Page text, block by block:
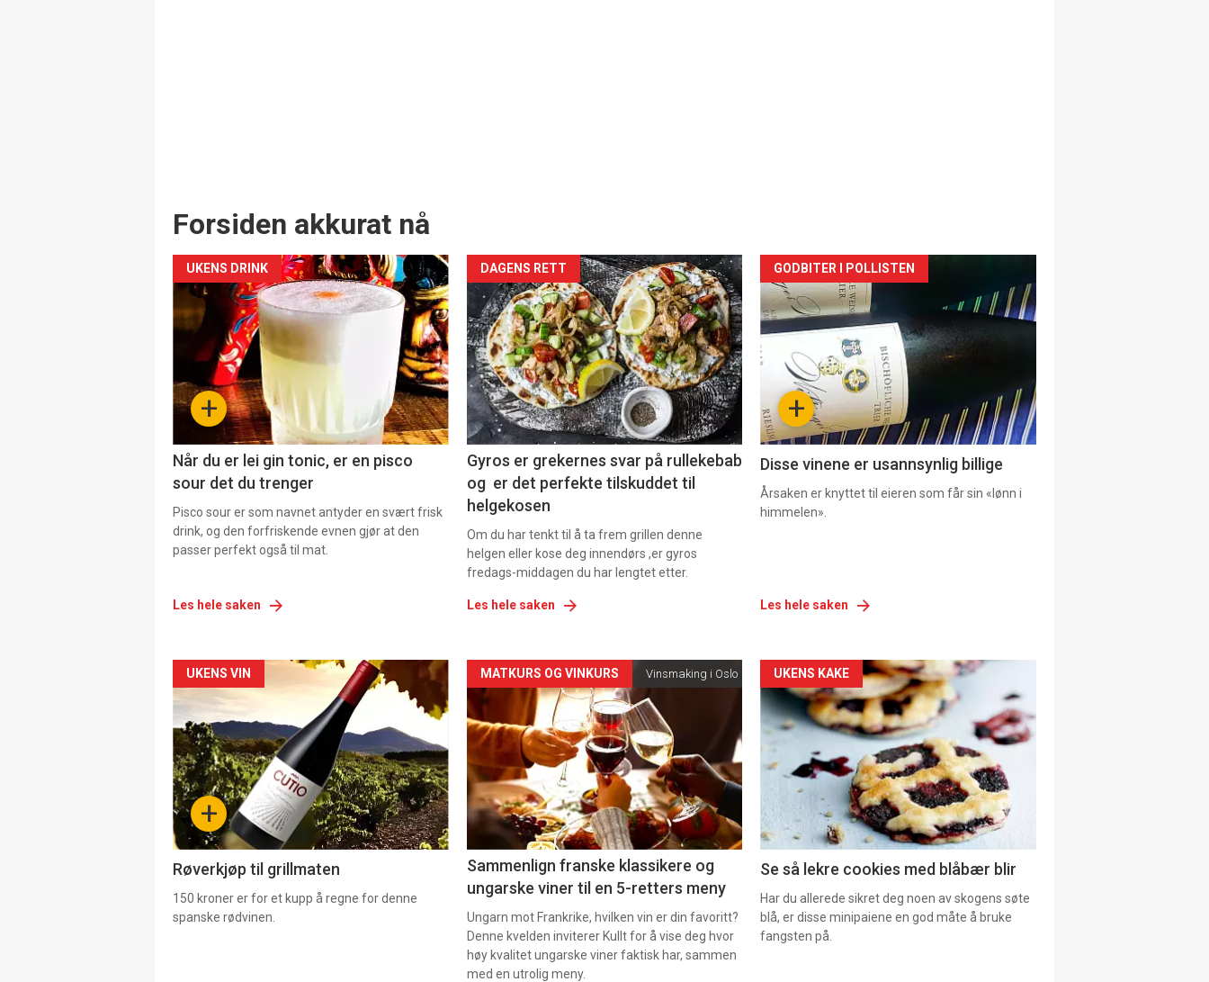
Forsiden akkurat nå
+
UKENS DRINK
Når du er lei gin tonic, er en pisco
sour det du trenger
Pisco sour er som navnet antyder en svært frisk
drink, og den forfriskende evnen gjør at den
passer perfekt også til mat.
Les hele saken
Forsiden
akkurat
nå
-
2
DAGENS RETT
Gyros er grekernes svar på rullekebab
og er det perfekte tilskuddet til
helgekosen
Om du har tenkt til å ta frem grillen denne
helgen eller kose deg innendørs ,er gyros
fredags-middagen du har lengtet etter.
Les hele saken
Forsiden
akkurat
nå
3 +
GODBITER I POLLISTEN
Disse vinene er usannsynlig billige
Årsaken er knyttet til eieren som får sin «lønn i
himmelen».
Les hele saken
Forsiden
akkurat
nå
-
4 +
UKENS VIN
Røverkjøp til grillmaten
150 kroner er for et kupp å regne for denne
spanske rødvinen.
Forsiden
akkurat
nå
-
5
MATKURS OG VINKURS Vinsmaking i Oslo
Sammenlign franske klassikere og
ungarske viner til en 5-retters meny
Ungarn mot Frankrike, hvilken vin er din favoritt?
Denne kvelden inviterer Kullt for å vise deg hvor
høy kvalitet ungarske viner faktisk har, sammen
med en utrolig meny.
Forsiden
akkurat
nå
6
UKENS KAKE
Se så lekre cookies med blåbær blir
Har du allerede sikret deg noen av skogens søte
blå, er disse minipaiene en god måte å bruke
fangsten på.